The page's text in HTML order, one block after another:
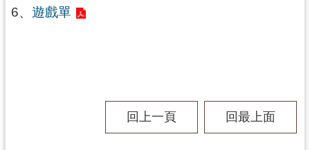
品
6、 遊戲單
回上一頁 回最上面